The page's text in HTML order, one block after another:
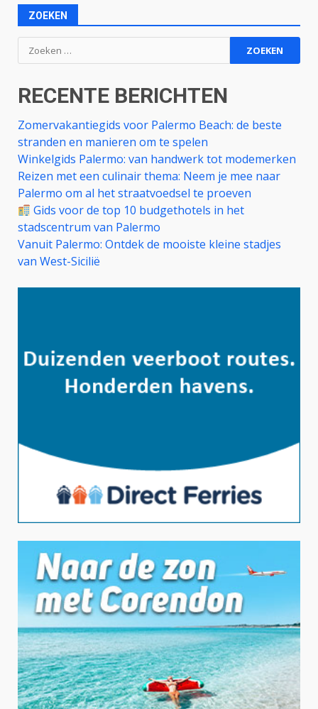
ZOEKEN
Zoeken
naar:
RECENTE BERICHTEN
Zomervakantiegids voor Palermo Beach: de beste
stranden en manieren om te spelen
Winkelgids Palermo: van handwerk tot modemerken
Reizen met een culinair thema: Neem je mee naar
Palermo om al het straatvoedsel te proeven
Gids voor de top 10 budgethotels in het
stadscentrum van Palermo
Vanuit Palermo: Ontdek de mooiste kleine stadjes
van West-Sicilië